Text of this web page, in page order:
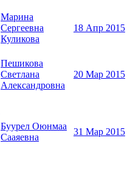
Марина
Сергеевна
Куликова
18 Апр 2015
Пешикова
Светлана
Александровна
20 Мар 2015
Буурел Оюнмаа
Сааяевна
31 Мар 2015